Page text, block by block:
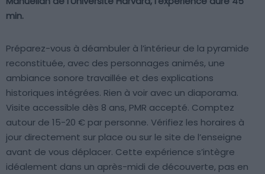
min.
Préparez-vous à déambuler à l’intérieur de la pyramide
reconstituée, avec des personnages animés, une
ambiance sonore travaillée et des explications
historiques intégrées. Rien à voir avec un diaporama.
Visite accessible dès 8 ans, PMR accepté. Comptez
autour de 15-20 € par personne. Vérifiez les horaires à
jour directement sur place ou sur le site de l’enseigne
avant de vous déplacer. Cette expérience s’intègre
idéalement dans un après-midi de découverte, pas en